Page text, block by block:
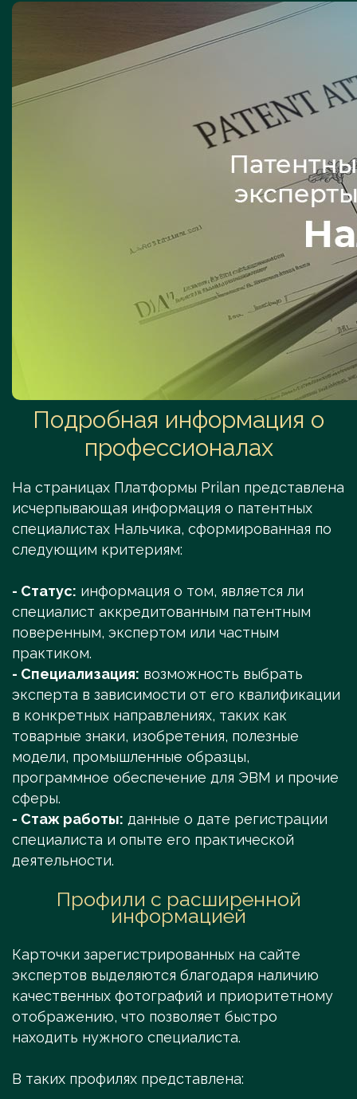
Подробная информация о
профессионалах
На страницах Платформы Prilan представлена
исчерпывающая информация о патентных
специалистах Нальчика, сформированная по
следующим критериям:
- Статус: информация о том, является ли
специалист аккредитованным патентным
поверенным, экспертом или частным
практиком.
- Специализация: возможность выбрать
эксперта в зависимости от его квалификации
в конкретных направлениях, таких как
товарные знаки, изобретения, полезные
модели, промышленные образцы,
программное обеспечение для ЭВМ и прочие
сферы.
- Стаж работы: данные о дате регистрации
специалиста и опыте его практической
деятельности.
Профили с расширенной
информацией
Карточки зарегистрированных на сайте
экспертов выделяются благодаря наличию
качественных фотографий и приоритетному
отображению, что позволяет быстро
находить нужного специалиста.
В таких профилях представлена: